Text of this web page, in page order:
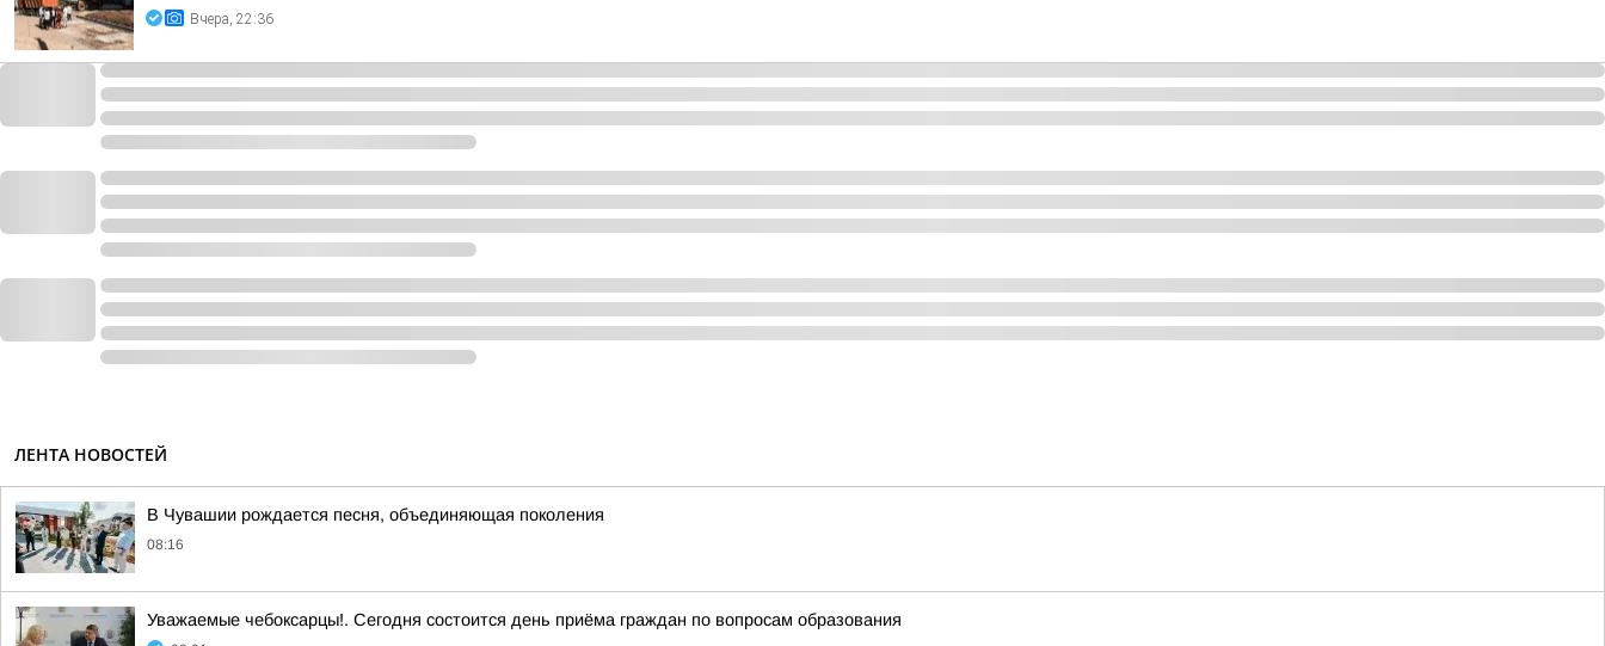
Вчера, 22:36
ЛЕНТА НОВОСТЕЙ
В Чувашии рождается песня, объединяющая поколения
08:16
Уважаемые чебоксарцы!. Сегодня состоится день приёма граждан по вопросам образования